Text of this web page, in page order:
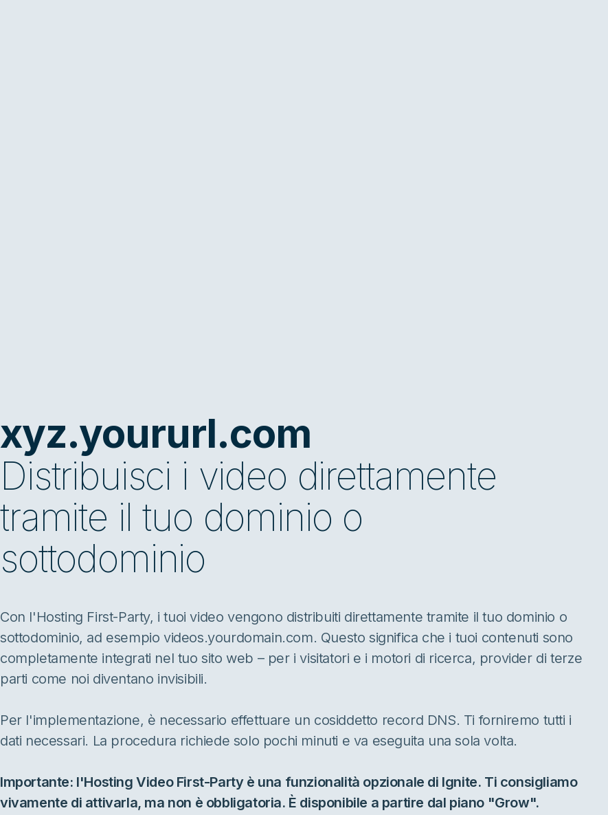
xyz.yoururl.com
Distribuisci i video direttamente
tramite il tuo dominio o
sottodominio
Con l'Hosting First-Party, i tuoi video vengono distribuiti direttamente tramite il tuo dominio o
sottodominio, ad esempio videos.yourdomain.com. Questo significa che i tuoi contenuti sono
completamente integrati nel tuo sito web – per i visitatori e i motori di ricerca, provider di terze
parti come noi diventano invisibili.
Per l'implementazione, è necessario effettuare un cosiddetto record DNS. Ti forniremo tutti i
dati necessari. La procedura richiede solo pochi minuti e va eseguita una sola volta.
Importante: l'Hosting Video First-Party è una funzionalità opzionale di Ignite. Ti consigliamo
vivamente di attivarla, ma non è obbligatoria. È disponibile a partire dal piano "Grow".